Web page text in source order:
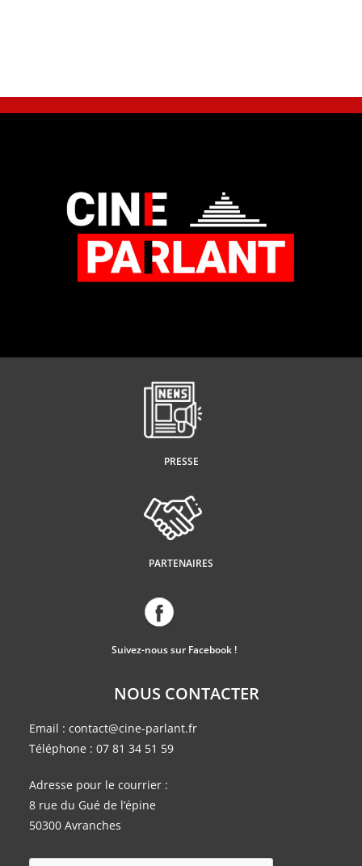
PRESSE
PARTENAIRES
Suivez-nous sur Facebook !
NOUS CONTACTER
Email : contact@cine-parlant.fr
Téléphone : 07 81 34 51 59
Adresse pour le courrier :
8 rue du Gué de l’épine
50300 Avranches